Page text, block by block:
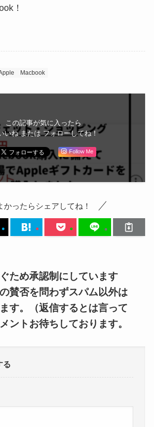
！
Macbook
この記事が気に入ったら
いね または フォローしてね！
Follow Me
かったらシェアしてね！
ため承認制にしています
賛否を問わずスパム以外は
す。（返信するとは言って
ントお待ちしております。
る